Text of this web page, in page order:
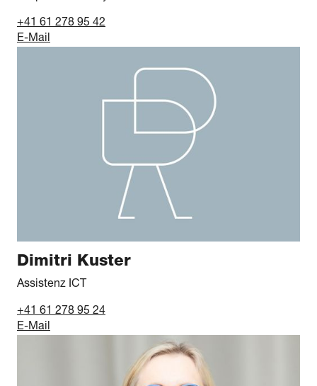
+41 61 278 95 42
E-Mail
Dimitri Kuster
Assistenz ICT
+41 61 278 95 24
E-Mail